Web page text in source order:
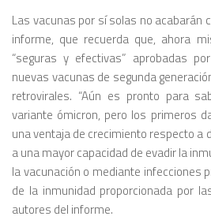
Las vacunas por sí solas no acabarán
informe, que recuerda que, ahora
“seguras y efectivas” aprobadas
nuevas vacunas de segunda
retrovirales. “Aún es pronto para
variante ómicron, pero los primeros
una ventaja de crecimiento respecto a
a una mayor capacidad de evadir la
la vacunación o mediante infecciones
de la inmunidad proporcionada por
autores del informe.